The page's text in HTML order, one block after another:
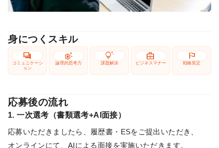
身につくスキル
forum
コミュニケーシ
ョン
settings_suggest
論理的思考力
tips_and_updates
課題解決
business_center
ビジネスマナー
flag
戦略策定
応募後の流れ
1. 一次選考（書類選考+AI面接）
応募いただきましたら、履歴書・ESをご提出いただき、
オンラインにて、AIによる面接を実施いただきます。